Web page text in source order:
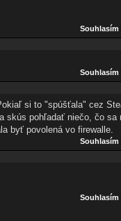
Souhlasím
Souhlasím
si to "spúšťala" cez
skús pohľadať niečo, čo sa
byť povolená vo firewalle.
Souhlasím
Souhlasím